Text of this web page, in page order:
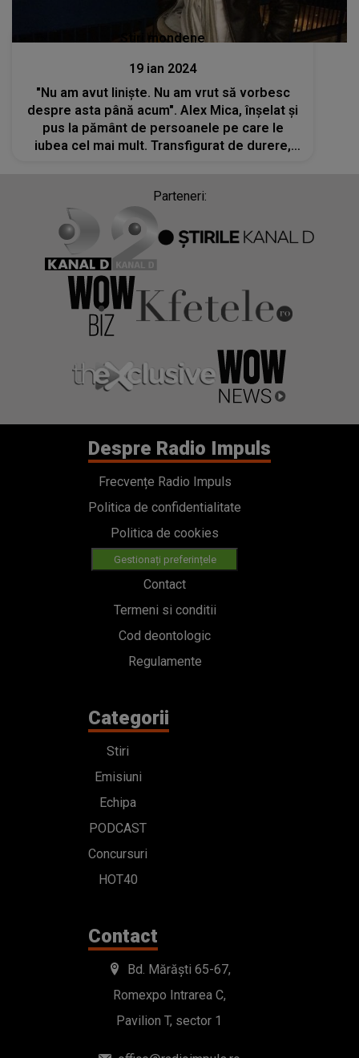
Stiri mondene
19 ian 2024
"Nu am avut liniște. Nu am vrut să vorbesc
despre asta până acum". Alex Mica, înșelat și
pus la pământ de persoanele pe care le
iubea cel mai mult. Transfigurat de durere,
Parteneri:
Despre Radio Impuls
Frecvențe Radio Impuls
Politica de confidentialitate
Politica de cookies
Gestionați preferințele
Contact
Termeni si conditii
Cod deontologic
Regulamente
Categorii
Stiri
Emisiuni
Echipa
PODCAST
Concursuri
HOT40
Contact
Bd. Mărăști 65-67,
Romexpo Intrarea C,
Pavilion T, sector 1